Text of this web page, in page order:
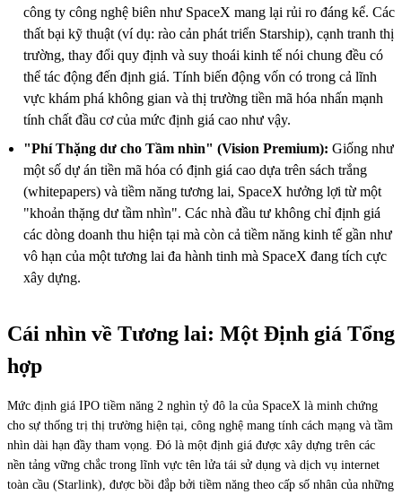
công ty công nghệ biên như SpaceX mang lại rủi ro đáng kể. Các
thất bại kỹ thuật (ví dụ: rào cản phát triển Starship), cạnh tranh thị
trường, thay đổi quy định và suy thoái kinh tế nói chung đều có
thể tác động đến định giá. Tính biến động vốn có trong cả lĩnh
vực khám phá không gian và thị trường tiền mã hóa nhấn mạnh
tính chất đầu cơ của mức định giá cao như vậy.
"Phí Thặng dư cho Tầm nhìn" (Vision Premium): Giống như
một số dự án tiền mã hóa có định giá cao dựa trên sách trắng
(whitepapers) và tiềm năng tương lai, SpaceX hưởng lợi từ một
"khoản thặng dư tầm nhìn". Các nhà đầu tư không chỉ định giá
các dòng doanh thu hiện tại mà còn cả tiềm năng kinh tế gần như
vô hạn của một tương lai đa hành tinh mà SpaceX đang tích cực
xây dựng.
Cái nhìn về Tương lai: Một Định giá Tổng
hợp
Mức định giá IPO tiềm năng 2 nghìn tỷ đô la của SpaceX là minh chứng
cho sự thống trị thị trường hiện tại, công nghệ mang tính cách mạng và tầm
nhìn dài hạn đầy tham vọng. Đó là một định giá được xây dựng trên các
nền tảng vững chắc trong lĩnh vực tên lửa tái sử dụng và dịch vụ internet
toàn cầu (Starlink), được bồi đắp bởi tiềm năng theo cấp số nhân của những